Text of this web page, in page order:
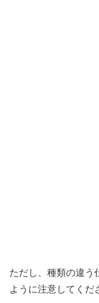
ただし、種類の違う
ように注意してくだ